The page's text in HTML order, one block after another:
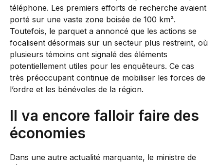
téléphone. Les premiers efforts de recherche avaient
porté sur une vaste zone boisée de 100 km².
Toutefois, le parquet a annoncé que les actions se
focalisent désormais sur un secteur plus restreint, où
plusieurs témoins ont signalé des éléments
potentiellement utiles pour les enquêteurs. Ce cas
très préoccupant continue de mobiliser les forces de
l’ordre et les bénévoles de la région.
Il va encore falloir faire des
économies
Dans une autre actualité marquante, le ministre de